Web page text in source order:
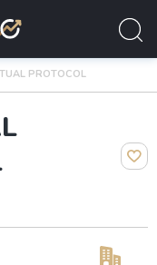
PROTOCOL